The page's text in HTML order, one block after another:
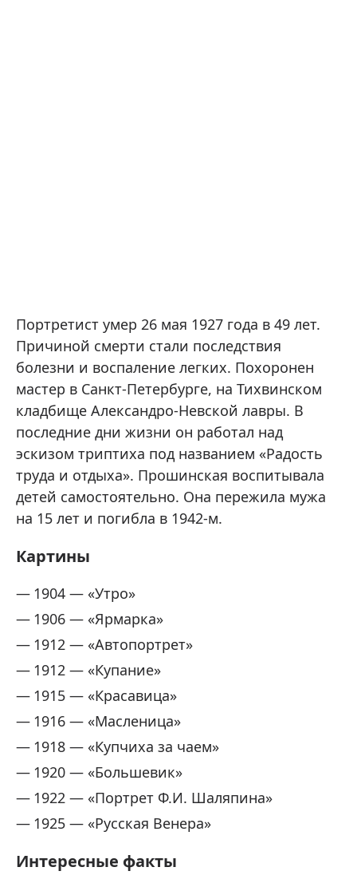
Портретист умер 26 мая 1927 года в 49 лет.
Причиной смерти стали последствия
болезни и воспаление легких. Похоронен
мастер в Санкт-Петербурге, на Тихвинском
кладбище Александро-Невской лавры. В
последние дни жизни он работал над
эскизом триптиха под названием «Радость
труда и отдыха». Прошинская воспитывала
детей самостоятельно. Она пережила мужа
на 15 лет и погибла в 1942-м.
Картины
1904 — «Утро»
1906 — «Ярмарка»
1912 — «Автопортрет»
1912 — «Купание»
1915 — «Красавица»
1916 — «Масленица»
1918 — «Купчиха за чаем»
1920 — «Большевик»
1922 — «Портрет Ф.И. Шаляпина»
1925 — «Русская Венера»
Интересные факты